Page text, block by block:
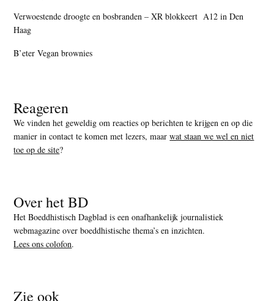
Verwoestende droogte en bosbranden – XR blokkeert A12 in Den
Haag
B’eter Vegan brownies
Reageren
We vinden het geweldig om reacties op berichten te krijgen en op die
manier in contact te komen met lezers, maarwat staan we wel en niet
toe op de site?
Over het BD
Het Boeddhistisch Dagblad is een onafhankelijk journalistiek
webmagazine over boeddhistische thema’s en inzichten.
Lees ons colofon.
Zie ook